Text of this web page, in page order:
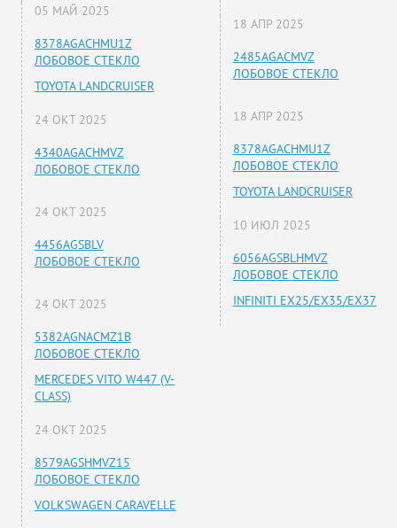
05 МАЙ 2025
8378AGACHMU1Z
ЛОБОВОЕ СТЕКЛО
TOYOTA LANDCRUISER
24 ОКТ 2025
4340AGACHMVZ
ЛОБОВОЕ СТЕКЛО
24 ОКТ 2025
4456AGSBLV
ЛОБОВОЕ СТЕКЛО
24 ОКТ 2025
5382AGNACMZ1B
ЛОБОВОЕ СТЕКЛО
MERCEDES VITO W447 (V-
CLASS)
24 ОКТ 2025
8579AGSHMVZ15
ЛОБОВОЕ СТЕКЛО
VOLKSWAGEN CARAVELLE
18 АПР 2025
2485AGACMVZ
ЛОБОВОЕ СТЕКЛО
18 АПР 2025
8378AGACHMU1Z
ЛОБОВОЕ СТЕКЛО
TOYOTA LANDCRUISER
10 ИЮЛ 2025
6056AGSBLHMVZ
ЛОБОВОЕ СТЕКЛО
INFINITI EX25/EX35/EX37